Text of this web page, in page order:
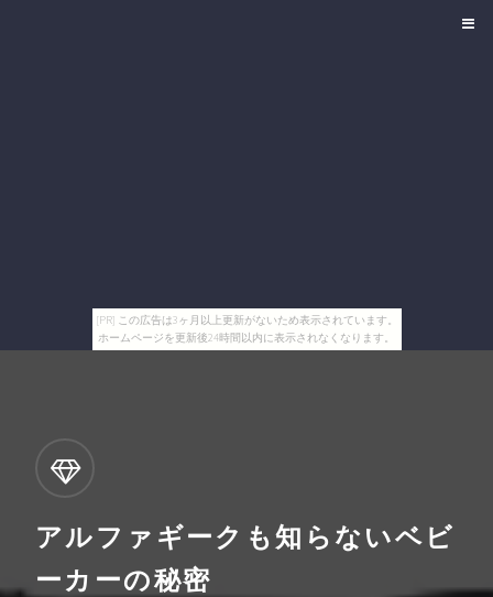
[PR] この広告は3ヶ月以上更新がないため表示されています。
ホームページを更新後24時間以内に表示されなくなります。
アルファギークも知らないベビ
ーカーの秘密